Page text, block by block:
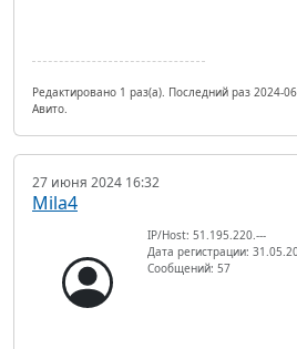
Редактировано 1 раз(а). Последний раз 2024-
Авито.
27 июня 2024 16:32
Mila4
IP/Host: 51.195.220.---
Дата регистрации:
Сообщений: 57